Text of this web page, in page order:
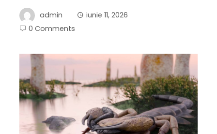
admin
iunie 11, 2026
0 Comments